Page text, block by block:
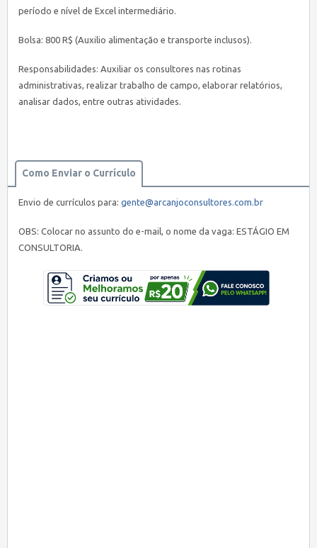
período e nível de Excel intermediário.
Bolsa: 800 R$ (Auxilio alimentação e transporte inclusos).
Responsabilidades: Auxiliar os consultores nas rotinas
administrativas, realizar trabalho de campo, elaborar relatórios,
analisar dados, entre outras atividades.
Como Enviar o Currículo
Envio de currículos para: gente@arcanjoconsultores.com.br
OBS: Colocar no assunto do e-mail, o nome da vaga: ESTÁGIO EM
CONSULTORIA.